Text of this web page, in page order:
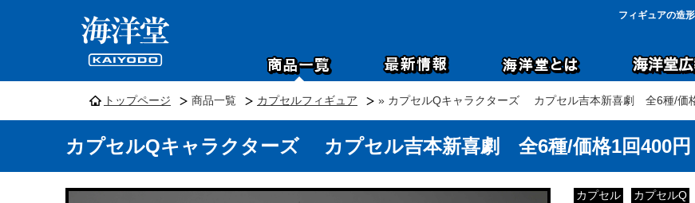
フィギュアの造
トップページ 商品一覧 カプセルフィギュア » カプセルQキャラクターズ カプセル吉本新喜劇 全6種/価
カプセルQキャラクターズ カプセル吉本新喜劇 全6種/価格1回400円
カプセル カプセルQ